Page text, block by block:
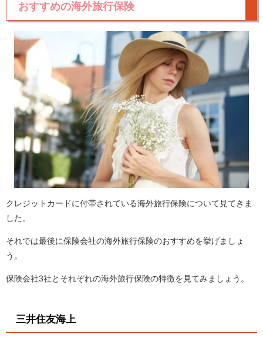
おすすめの海外旅行保険
クレジットカードに付帯されている海外旅行保険について見てきま
した。
それでは最後に保険会社の海外旅行保険のおすすめを挙げましょ
う。
保険会社3社とそれぞれの海外旅行保険の特徴を見てみましょう。
三井住友海上